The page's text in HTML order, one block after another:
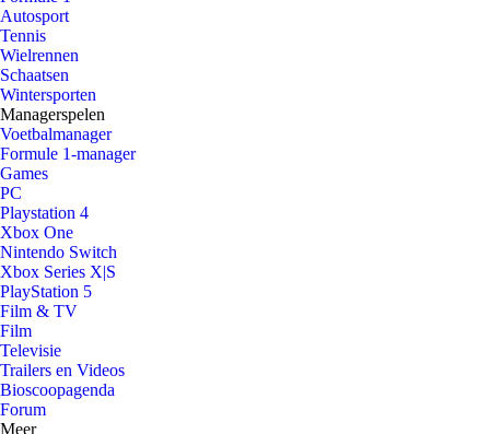
Autosport
Tennis
Wielrennen
Schaatsen
Wintersporten
Managerspelen
Voetbalmanager
Formule 1-manager
Games
PC
Playstation 4
Xbox One
Nintendo Switch
Xbox Series X|S
PlayStation 5
Film & TV
Film
Televisie
Trailers en Videos
Bioscoopagenda
Forum
Meer